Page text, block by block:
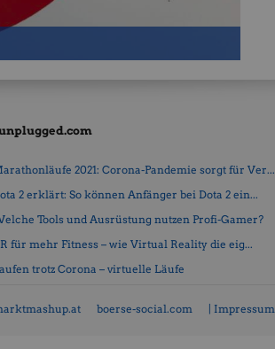
2021: Corona-Pandemie sorgt für Ver...
2 erklärt: So können Anfänger bei Dota 2 ein...
Tools und Ausrüstung nutzen Profi-Gamer?
für mehr Fitness – wie Virtual Reality die eig...
trotz Corona – virtuelle Läufe
boerse-social.com | Impressum